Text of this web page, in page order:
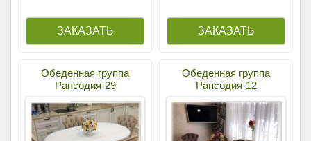
Обеденная группа
Рапсодия-29
Обеденная группа
Рапсодия-12